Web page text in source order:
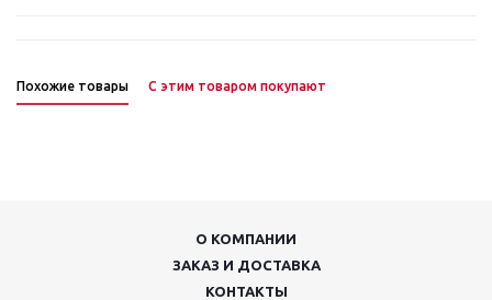
Похожие товары С этим товаром покупают
О КОМПАНИИ
ЗАКАЗ И ДОСТАВКА
КОНТАКТЫ